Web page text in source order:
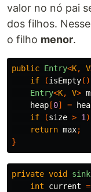
valor no nó pai
dos filhos.
o filho menor.
public Entry<K, V
if
(isEmpty
Entry<K, V>
heap [0] =
if
(size > 1 )
return max;
}
private void
int
current =